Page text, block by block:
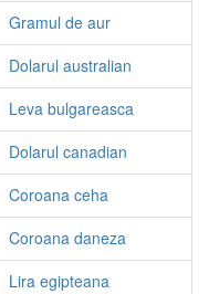
Gramul de aur
Dolarul australian
Leva bulgareasca
Dolarul canadian
Coroana ceha
Coroana daneza
Lira egipteana